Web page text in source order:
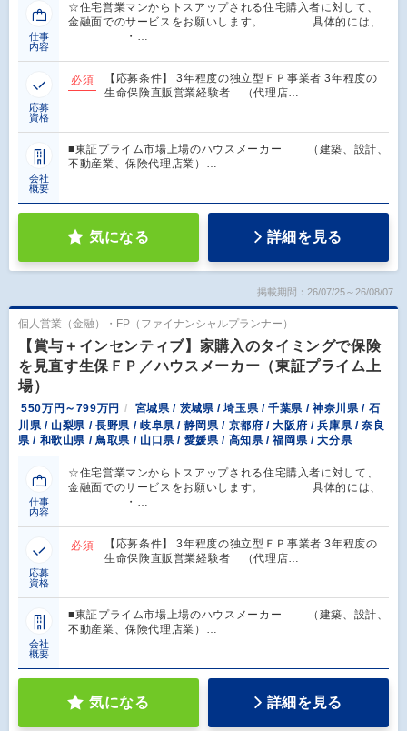
仕事
内容
☆住宅営業マンからトスアップされる住宅購入者に対して、
金融面でのサービスをお願いします。 具体的には、
・…
応募
資格
必須
【応募条件】 3年程度の独立型ＦＰ事業者 3年程度の
生命保険直販営業経験者 （代理店…
会社
概要
■東証プライム市場上場のハウスメーカー （建築、設計、
不動産業、保険代理店業）…
気になる 詳細を見る
掲載期間：26/07/25～26/08/07
個人営業（金融）・FP（ファイナンシャルプランナー）
【賞与＋インセンティブ】家購入のタイミングで保険
を見直す生保ＦＰ／ハウスメーカー（東証プライム上
場）
550万円～799万円
宮城県 / 茨城県 / 埼玉県 / 千葉県 / 神奈川県 / 石
川県 / 山梨県 / 長野県 / 岐阜県 / 静岡県 / 京都府 / 大阪府 / 兵庫県 / 奈良
県 / 和歌山県 / 鳥取県 / 山口県 / 愛媛県 / 高知県 / 福岡県 / 大分県
仕事
内容
☆住宅営業マンからトスアップされる住宅購入者に対して、
金融面でのサービスをお願いします。 具体的には、
・…
応募
資格
必須
【応募条件】 3年程度の独立型ＦＰ事業者 3年程度の
生命保険直販営業経験者 （代理店…
会社
概要
■東証プライム市場上場のハウスメーカー （建築、設計、
不動産業、保険代理店業）…
気になる 詳細を見る